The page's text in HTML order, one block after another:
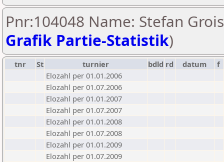
Pnr:104048 Name: Stefan
Grafik Partie-Statistik)
tnr St turnier bdld rd datum
f
Elozahl per 01.01.2006
Elozahl per 01.07.2006
Elozahl per 01.01.2007
Elozahl per 01.07.2007
Elozahl per 01.01.2008
Elozahl per 01.07.2008
Elozahl per 01.01.2009
Elozahl per 01.07.2009